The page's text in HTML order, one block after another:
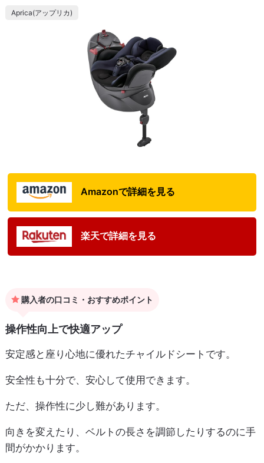
Aprica(アップリカ)
Amazonで詳細を見る
楽天で詳細を見る
購入者の口コミ・おすすめポイント
操作性向上で快適アップ
安定感と座り心地に優れたチャイルドシートです。
安全性も十分で、安心して使用できます。
ただ、操作性に少し難があります。
向きを変えたり、ベルトの長さを調節したりするのに手
間がかかります。